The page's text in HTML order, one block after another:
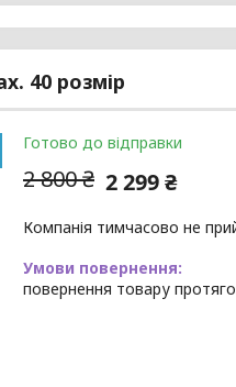
40 розмір
Готово до відправки
2 800 ₴ 2 299 ₴
Компанія тимчасово не
повернення товару